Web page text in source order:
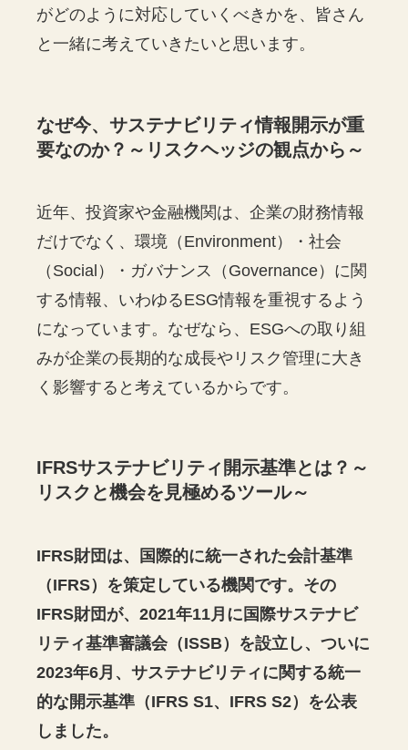
がどのように対応していくべきかを、皆さん
と一緒に考えていきたいと思います。
なぜ今、サステナビリティ情報開示が重
要なのか？～リスクヘッジの観点から～
近年、投資家や金融機関は、企業の財務情報
だけでなく、環境（Environment）・社会
（Social）・ガバナンス（Governance）に関
する情報、いわゆるESG情報を重視するよう
になっています。なぜなら、ESGへの取り組
みが企業の長期的な成長やリスク管理に大き
く影響すると考えているからです。
IFRSサステナビリティ開示基準とは？～
リスクと機会を見極めるツール～
IFRS財団は、国際的に統一された会計基準
（IFRS）を策定している機関です。その
IFRS財団が、2021年11月に国際サステナビ
リティ基準審議会（ISSB）を設立し、ついに
2023年6月、サステナビリティに関する統一
的な開示基準（IFRS S1、IFRS S2）を公表
しました。